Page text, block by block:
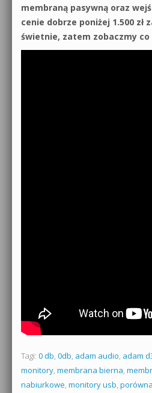
membraną pasywną oraz
cenie dobrze poniżej 1.500 zł
świetnie, zatem zobaczmy
Tagi: 0 db, 0db, adam audio, adam
monitory, membrana bierna,
nabiurkowe, monitory usb,